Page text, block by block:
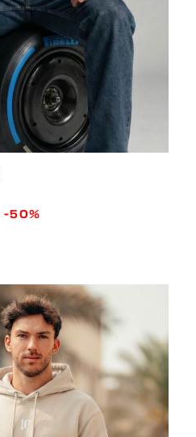
-50%